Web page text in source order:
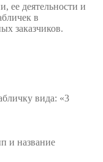
ее деятельности и
в
заказчиков.
вида: «3
и название